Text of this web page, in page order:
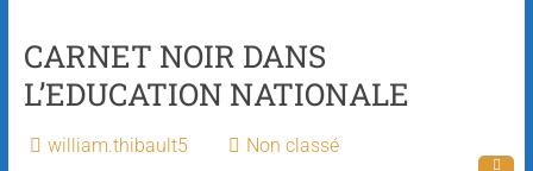
CARNET NOIR DANS
L’EDUCATION NATIONALE
william.thibault5 Non classé